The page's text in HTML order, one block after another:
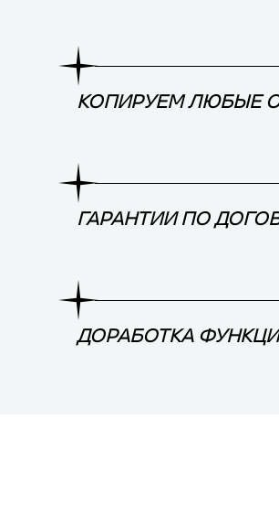
КОПИРУЕМ ЛЮБЫЕ
ГАРАНТИИ ПО
ДОРАБОТКА